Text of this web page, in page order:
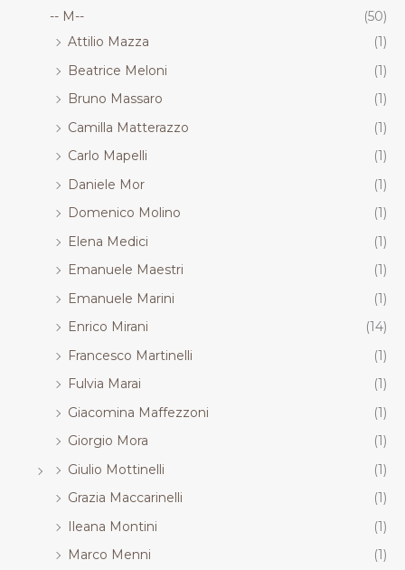
-- M--
(50)
Attilio Mazza
(1)
Beatrice Meloni
(1)
Bruno Massaro
(1)
Camilla Matterazzo
(1)
Carlo Mapelli
(1)
Daniele Mor
(1)
Domenico Molino
(1)
Elena Medici
(1)
Emanuele Maestri
(1)
Emanuele Marini
(1)
Enrico Mirani
(14)
Francesco Martinelli
(1)
Fulvia Marai
(1)
Giacomina Maffezzoni
(1)
Giorgio Mora
(1)
Giulio Mottinelli
(1)
Grazia Maccarinelli
(1)
Ileana Montini
(1)
Marco Menni
(1)